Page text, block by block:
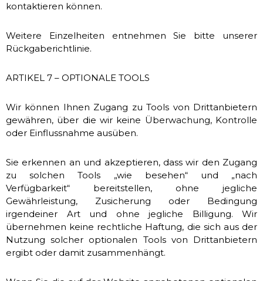
kontaktieren können.
Weitere Einzelheiten entnehmen Sie bitte unserer
Rückgaberichtlinie.
ARTIKEL 7 – OPTIONALE TOOLS
Wir können Ihnen Zugang zu Tools von Drittanbietern
gewähren, über die wir keine Überwachung, Kontrolle
oder Einflussnahme ausüben.
Sie erkennen an und akzeptieren, dass wir den Zugang
zu solchen Tools „wie besehen“ und „nach
Verfügbarkeit“ bereitstellen, ohne jegliche
Gewährleistung, Zusicherung oder Bedingung
irgendeiner Art und ohne jegliche Billigung. Wir
übernehmen keine rechtliche Haftung, die sich aus der
Nutzung solcher optionalen Tools von Drittanbietern
ergibt oder damit zusammenhängt.